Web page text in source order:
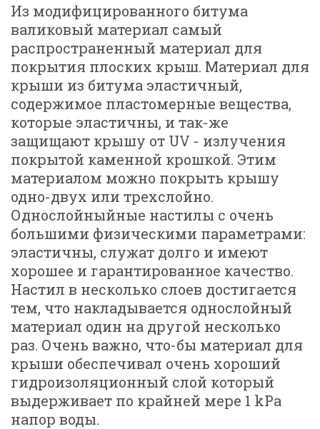
Из модифицированного битума
валиковый материал самый
распространенный материал для
покрытия плоских крыш. Материал для
крыши из битума эластичный,
содержимое пластомерные вещества,
которые эластичны, и так-же
защищают крышу от UV - излучения
покрытой каменной крошкой. Этим
материалом можно покрыть крышу
одно-двух или трехслойно.
Однослойныйные настилы с очень
большими физическими параметрами:
эластичны, служат долго и имеют
хорошее и гарантированное качество.
Настил в несколько слоев достигается
тем, что накладывается однослойный
материал один на другой несколько
раз. Очень важно, что-бы материал для
крыши обеспечивал очень хороший
гидроизоляционный слой который
выдерживает по крайней мере 1 kPa
напор воды.